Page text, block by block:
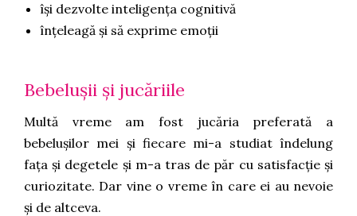
își dezvolte inteligența cognitivă
înțeleagă și să exprime emoții
Bebelușii și jucăriile
Multă vreme am fost jucăria preferată a
bebelușilor mei și fiecare mi-a studiat îndelung
fața și degetele și m-a tras de păr cu satisfacție și
curiozitate. Dar vine o vreme în care ei au nevoie
și de altceva.